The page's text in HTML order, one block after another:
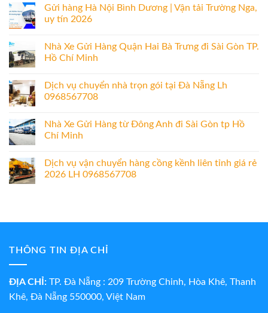
Gửi hàng Hà Nội Bình Dương | Vận tải Trường Nga,
uy tín 2026
Nhà Xe Gửi Hàng Quận Hai Bà Trưng đi Sài Gòn TP.
Hồ Chí Minh
Dịch vụ chuyển nhà trọn gói tại Đà Nẵng Lh
0968567708
Nhà Xe Gửi Hàng từ Đông Anh đi Sài Gòn tp Hồ
Chí Minh
Dịch vụ vận chuyển hàng cồng kềnh liên tỉnh giá rẻ
2026 LH 0968567708
THÔNG TIN ĐỊA CHỈ
ĐỊA CHỈ: TP. Đà Nẵng : 209 Trường Chinh, Hòa Khê, Thanh
Khê, Đà Nẵng 550000, Việt Nam